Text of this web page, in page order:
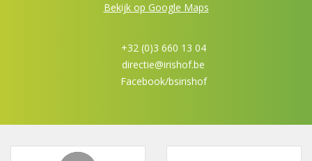
Bekijk op Google Maps
+32 (0)3 660 13 04
directie@irishof.be
Facebook/bsirishof